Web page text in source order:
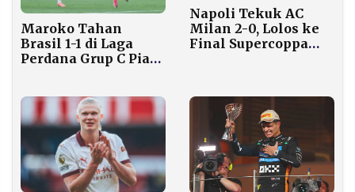
Maroko Tahan
Brasil 1-1 di Laga
Perdana Grup C Piala
Napoli Tekuk AC
Milan 2-0, Lolos ke
Final Supercoppa